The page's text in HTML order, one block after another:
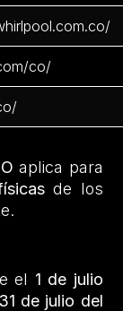
co/
aplica para
de los
el 1 de julio
de julio del